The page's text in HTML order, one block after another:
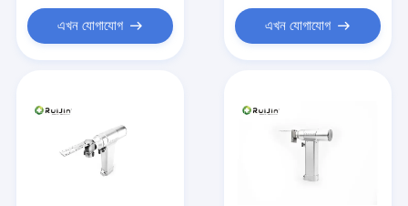
পণ্য
আমাদের সম্পর্কে
এখন যোগাযোগ এখন যোগাযোগ